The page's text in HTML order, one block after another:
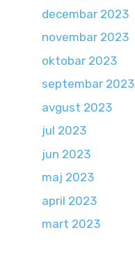
decembar 2023
novembar 2023
oktobar 2023
septembar 2023
avgust 2023
jul 2023
jun 2023
maj 2023
april 2023
mart 2023